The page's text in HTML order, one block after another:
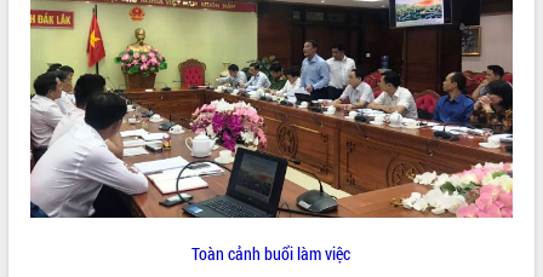
VĂN BẢN HĐND TỈNH
ĐIỂM TIN VĂN BẢN
QUY HOẠCH - KẾ HOẠCH
Toàn cảnh buổi làm việc